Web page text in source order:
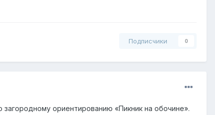
Подписчики 0
ориентированию «Пикник на обочине».